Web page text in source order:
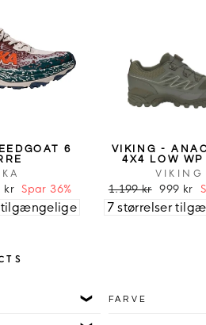
6
kr Spar 36%
tilgængelige
VIKING -
4X4 LOW WP
VIKING
1.199 kr 999 kr
7 størrelser
FARVE